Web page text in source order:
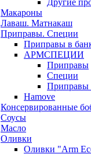
Другие
Макароны
Лаваш. Матнакаш
Приправы. Специи
Приправы в
АРМСПЕЦИИ
Приправы
Специи
Приправы
Hamove
Консервированные
Соусы
Масло
Оливки
Оливки "Arm